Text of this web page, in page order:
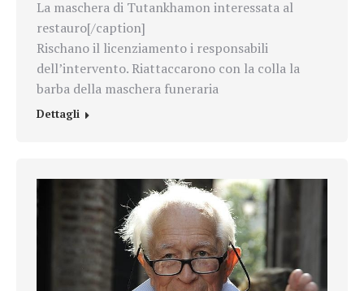
La maschera di Tutankhamon interessata al
restauro[/caption]
Rischano il licenziamento i responsabili
dell’intervento. Riattaccarono con la colla la
barba della maschera funeraria
Dettagli